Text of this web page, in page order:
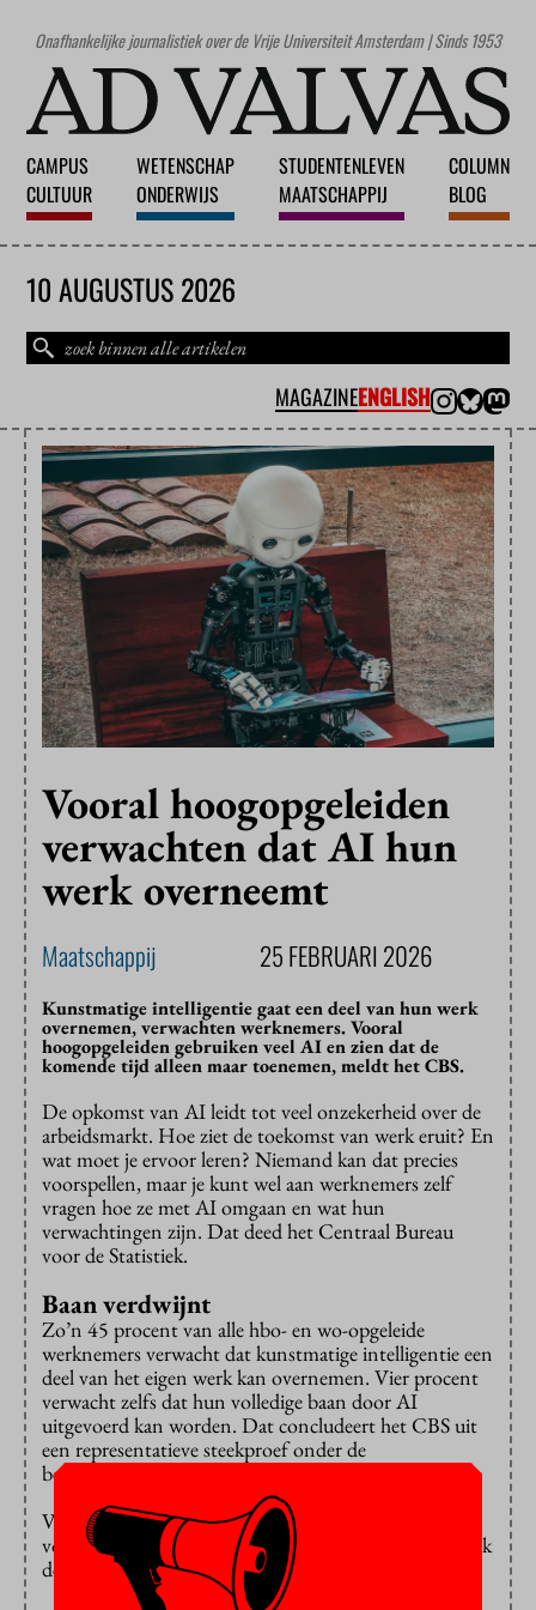
Onafhankelijke journalistiek over de Vrije Universiteit Amsterdam | Sinds 1953
CAMPUS
CULTUUR
WETENSCHAP
ONDERWIJS
STUDENTENLEVEN
MAATSCHAPPIJ
COLUMN
BLOG
10 AUGUSTUS 2026
MAGAZINEENGLISH
Vooral hoogopgeleiden
verwachten dat AI hun
werk overneemt
Maatschappij 25 FEBRUARI 2026
Kunstmatige intelligentie gaat een deel van hun werk
overnemen, verwachten werknemers. Vooral
hoogopgeleiden gebruiken veel AI en zien dat de
komende tijd alleen maar toenemen, meldt het CBS.
De opkomst van AI leidt tot veel onzekerheid over de
arbeidsmarkt. Hoe ziet de toekomst van werk eruit? En
wat moet je ervoor leren? Niemand kan dat precies
voorspellen, maar je kunt wel aan werknemers zelf
vragen hoe ze met AI omgaan en wat hun
verwachtingen zijn. Dat deed het Centraal Bureau
voor de Statistiek.
Baan verdwijnt
Zo’n 45 procent van alle hbo- en wo-opgeleide
werknemers verwacht dat kunstmatige intelligentie een
deel van het eigen werk kan overnemen. Vier procent
verwacht zelfs dat hun volledige baan door AI
uitgevoerd kan worden. Dat concludeert het CBS uit
een representatieve steekproef onder de
beroepsbevolking.
Van de hoogopgeleiden gebruikt 55 procent nu al AI
voor het werk en tachtig procent denkt dat het gebruik
de komende tien jaar alleen maar verder toeneemt.